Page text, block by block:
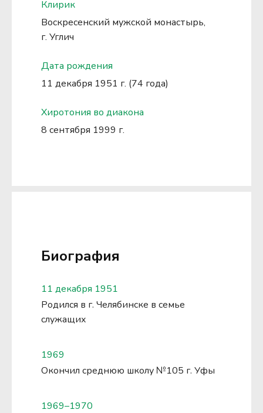
Клирик
Воскресенский мужской монастырь,
г. Углич
Дата рождения
11 декабря 1951 г. (74 года)
Хиротония во диакона
8 сентября 1999 г.
Биография
11 декабря 1951
Родился в г. Челябинске в семье
служащих
1969
Окончил среднюю школу №105 г. Уфы
1969–1970